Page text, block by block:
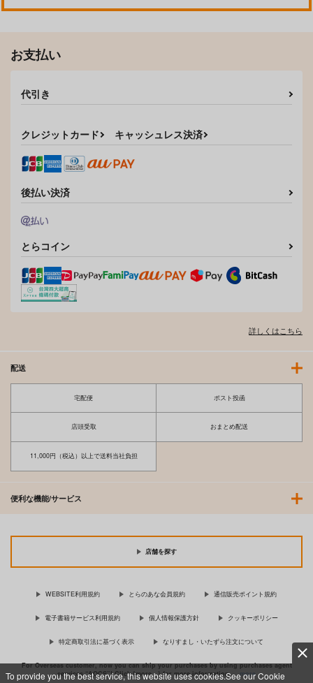
To provide you the best service, this website uses cookies.See our Cookie
お支払い
代引き
クレジットカード キャッシュレス決済
後払い決済
とらコイン
詳しくはこちら
配送
宅配便 ポスト投函
店頭受取 おまとめ配送
11,000円（税込）以上で送料当社負担
便利な機能/サービス
店舗を探す
WEBSITE利用規約 とらのあな会員規約 通信販売ポイント規約
電子書籍サービス利用規約 個人情報保護方針 クッキーポリシー
特定商取引法に基づく表示 なりすまし・いたずら注文について
For Overseas customer, now you can ship your purchases by using purchases agent
services “AOCS”! Click {more…} for more information …more